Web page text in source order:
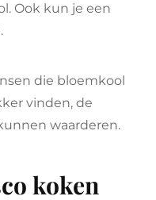
Ook kun je een
die bloemkool
vinden, de
waarderen.
koken